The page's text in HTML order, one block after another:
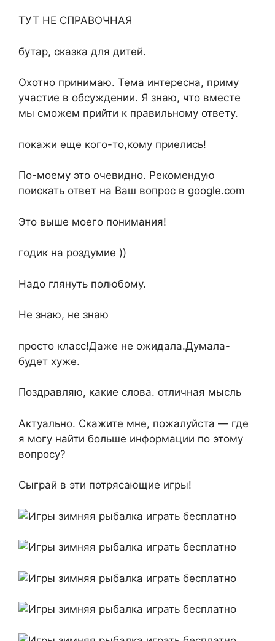
ТУТ НЕ СПРАВОЧНАЯ
бутар, сказка для дитей.
Охотно принимаю. Тема интересна, приму
участие в обсуждении. Я знаю, что вместе
мы сможем прийти к правильному ответу.
покажи еще кого-то,кому приелись!
По-моему это очевидно. Рекомендую
поискать ответ на Ваш вопрос в google.com
Это выше моего понимания!
годик на роздумие ))
Надо глянуть полюбому.
Не знаю, не знаю
просто класс!Даже не ожидала.Думала-
будет хуже.
Поздравляю, какие слова. отличная мысль
Актуально. Скажите мне, пожалуйста — где
я могу найти больше информации по этому
вопросу?
Сыграй в эти потрясающие игры!